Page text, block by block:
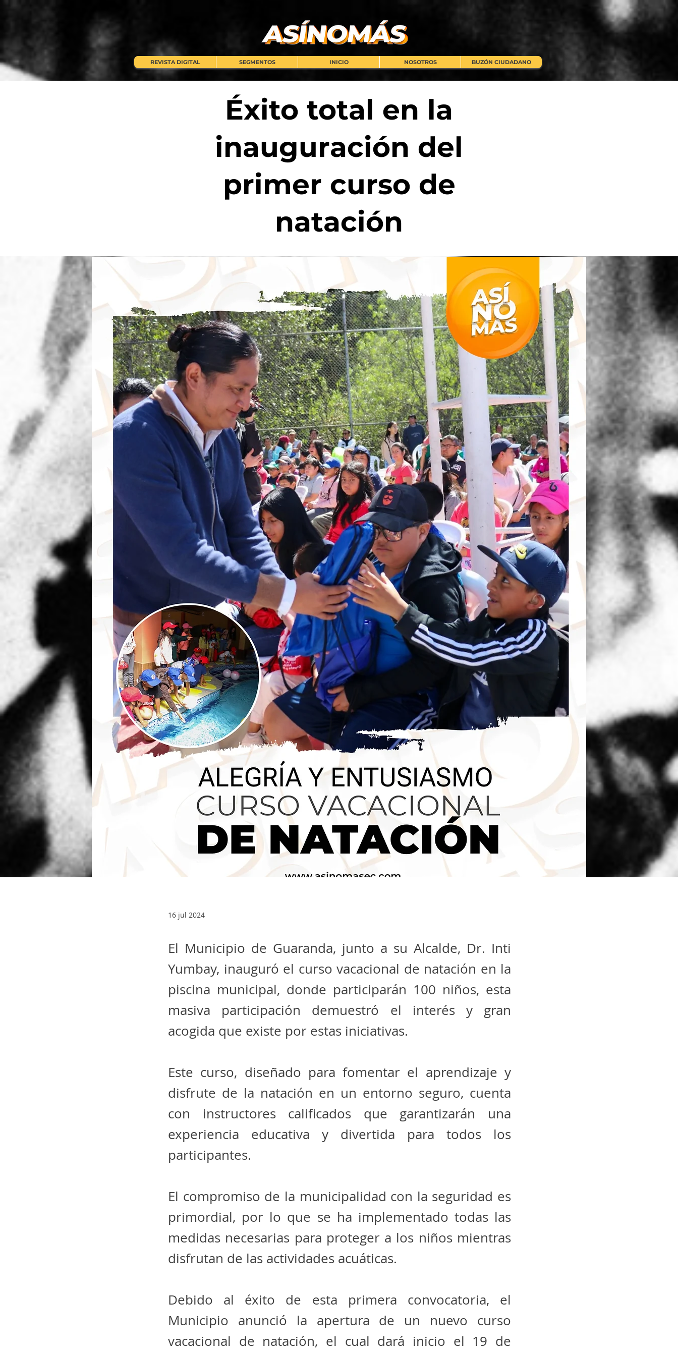
REVISTA DIGITAL SEGMENTOS INICIO NOSOTROS BUZÓN CIUDADANO
Éxito total en la
inauguración del
primer curso de
natación
16 jul 2024
El Municipio de Guaranda, junto a su Alcalde, Dr. Inti
Yumbay, inauguró el curso vacacional de natación en la
piscina municipal, donde participarán 100 niños, esta
masiva participación demuestró el interés y gran
acogida que existe por estas iniciativas.
Este curso, diseñado para fomentar el aprendizaje y
disfrute de la natación en un entorno seguro, cuenta
con instructores calificados que garantizarán una
experiencia educativa y divertida para todos los
participantes.
El compromiso de la municipalidad con la seguridad es
primordial, por lo que se ha implementado todas las
medidas necesarias para proteger a los niños mientras
disfrutan de las actividades acuáticas.
Debido al éxito de esta primera convocatoria, el
Municipio anunció la apertura de un nuevo curso
vacacional de natación, el cual dará inicio el 19 de